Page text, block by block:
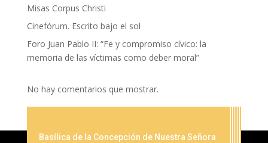
Misas Corpus Christi
Cinefórum. Escrito bajo el sol
Foro Juan Pablo II: “Fe y compromiso cívico: la
memoria de las víctimas como deber moral”
No hay comentarios que mostrar.
Basílica de la Concepción de Nuestra Señora